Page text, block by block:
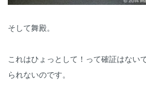
そして舞殿。
これはひょっとして！って確証はない
られないのです。